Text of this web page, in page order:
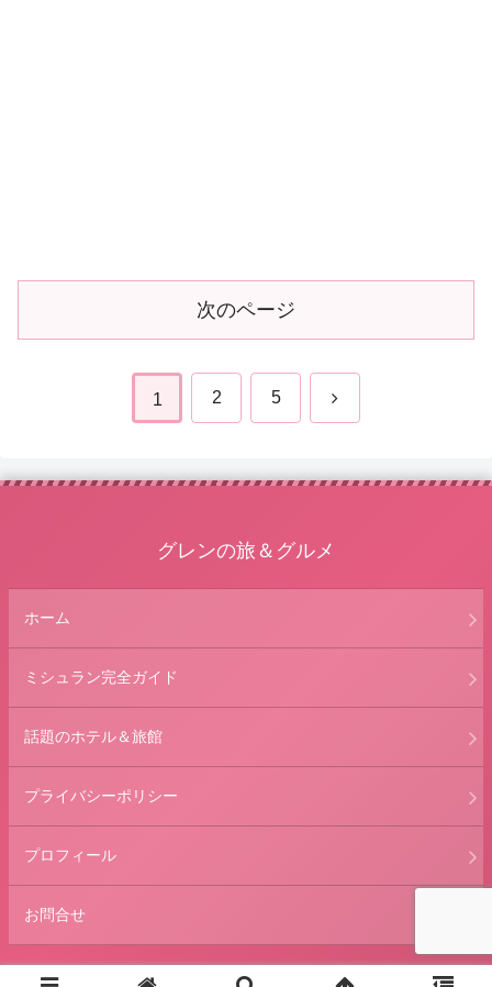
次のページ
1 2 5 次
グレンの旅＆グルメ
ホーム
ミシュラン完全ガイド
話題のホテル＆旅館
プライバシーポリシー
プロフィール
お問合せ